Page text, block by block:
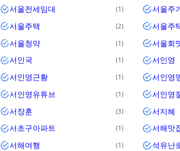
서울전세임대 1 서울주
서울주택 2 서울주
서울청약 1 서울회
서인국 1 서인영
서인영근황 1 서인영
서인영유튜브 1 서인영
서장훈 3 서지혜
서초구아파트 1 서해맛
서해여행 1 석유난